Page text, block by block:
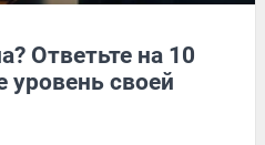
Ответьте на 10
уровень своей